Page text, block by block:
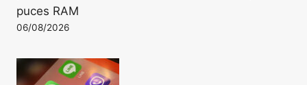
puces RAM
06/08/2026